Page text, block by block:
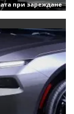
при зареждане